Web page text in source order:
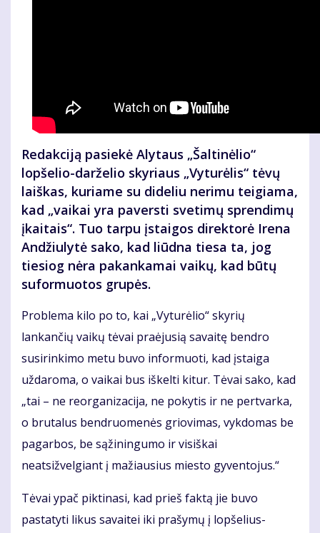
Redakciją pasiekė Alytaus „Šaltinėlio“
lopšelio-darželio skyriaus „Vyturėlis“ tėvų
laiškas, kuriame su dideliu nerimu teigiama,
kad „vaikai yra paversti svetimų sprendimų
įkaitais“. Tuo tarpu įstaigos direktorė Irena
Andžiulytė sako, kad liūdna tiesa ta, jog
tiesiog nėra pakankamai vaikų, kad būtų
suformuotos grupės.
Problema kilo po to, kai „Vyturėlio“ skyrių
lankančių vaikų tėvai praėjusią savaitę bendro
susirinkimo metu buvo informuoti, kad įstaiga
uždaroma, o vaikai bus iškelti kitur. Tėvai sako, kad
„tai – ne reorganizacija, ne pokytis ir ne pertvarka,
o brutalus bendruomenės griovimas, vykdomas be
pagarbos, be sąžiningumo ir visiškai
neatsižvelgiant į mažiausius miesto gyventojus.“
Tėvai ypač piktinasi, kad prieš faktą jie buvo
pastatyti likus savaitei iki prašymų į lopšelius-